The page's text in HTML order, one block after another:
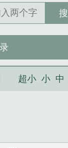
超小 小 中